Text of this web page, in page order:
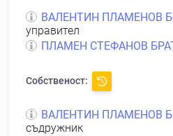
ВАЛЕНТИН ПЛАМЕНОВ
управител
ПЛАМЕН СТЕФАНОВ
Собственост:
ВАЛЕНТИН ПЛАМЕНОВ
съдружник